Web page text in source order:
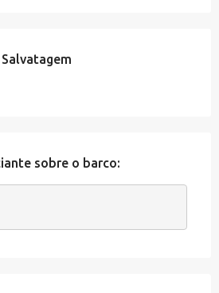
sobre o barco: